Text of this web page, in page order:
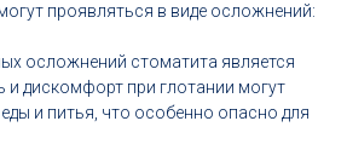
проявляться в виде осложнений:
осложнений стоматита является
и дискомфорт при глотании могут
и питья, что особенно опасно для